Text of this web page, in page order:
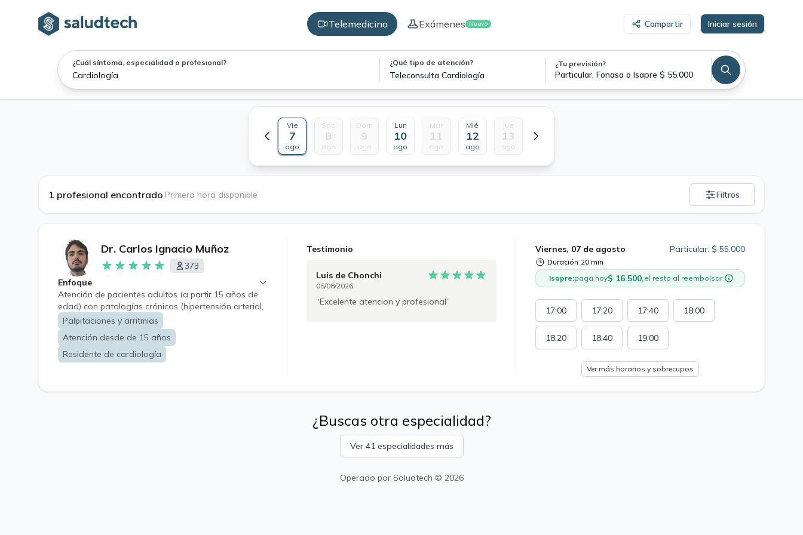
Telemedicina Exámenes Nuevo Compartir Iniciar sesión
¿Cuál síntoma, especialidad o profesional? ¿Qué tipo de atención?
Teleconsulta Cardiología
¿Tu previsión?
Particular, Fonasa o Isapre $ 55.000
Vie
7
ago
Sáb
8
ago
Dom
9
ago
Lun
10
ago
Mar
11
ago
Mié
12
ago
Jue
13
ago
1 profesional encontrado Primera hora disponible Filtros
Dr. Carlos Ignacio Muñoz
373
Enfoque
Atención de pacientes adultos (a partir 15 años de
edad) con patologías crónicas (hipertensión arterial,
diabetes mellitus, insuficiencia cardíaca, daño
hepático crónico, entre otros) con énfasis en
enfermedades cardiovasculares, tanto en
diagnóstico y tratamiento.
Palpitaciones y arritmias
Atención desde de 15 años
Residente de cardiología
Viernes, 07 de agosto
Duración 20 min
Particular: $ 55.000
Isapre:paga hoy$ 16.500,el resto al reembolsar
17:00 17:20 17:40 18:00
18:20 18:40 19:00
Ver más horarios y sobrecupos
Testimonio
Luis de Chonchi
05/08/2026
Excelente atencion y profesional
¿Buscas otra especialidad?
Ver 41 especialidades más
Operado por Saludtech © 2026